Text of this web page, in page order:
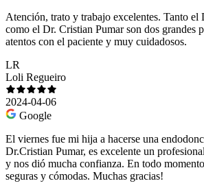
Atención, trato y trabajo excelentes. Tanto
como el Dr. Cristian Pumar son dos grandes
atentos con el paciente y muy cuidadosos.
LR
Loli Regueiro
2024-04-06
Google
El viernes fue mi hija a hacerse una
Dr.Cristian Pumar, es excelente un
y nos dió mucha confianza. En todo
seguras y cómodas. Muchas gracias!